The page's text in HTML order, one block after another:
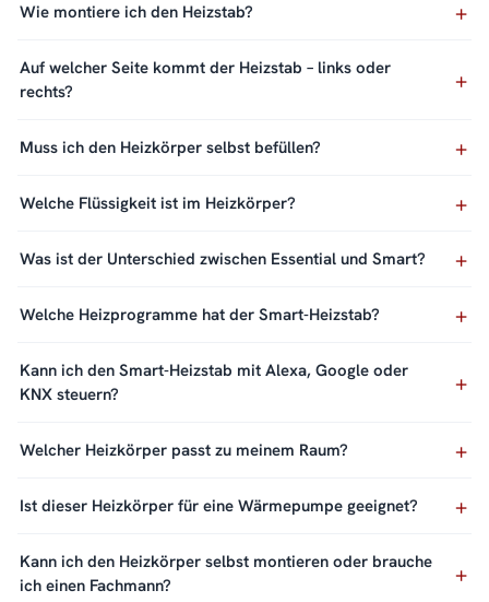
Wie montiere ich den Heizstab?
Auf welcher Seite kommt der Heizstab – links oder
rechts?
Muss ich den Heizkörper selbst befüllen?
Welche Flüssigkeit ist im Heizkörper?
Was ist der Unterschied zwischen Essential und Smart?
Welche Heizprogramme hat der Smart-Heizstab?
Kann ich den Smart-Heizstab mit Alexa, Google oder
KNX steuern?
Welcher Heizkörper passt zu meinem Raum?
Ist dieser Heizkörper für eine Wärmepumpe geeignet?
Kann ich den Heizkörper selbst montieren oder brauche
ich einen Fachmann?